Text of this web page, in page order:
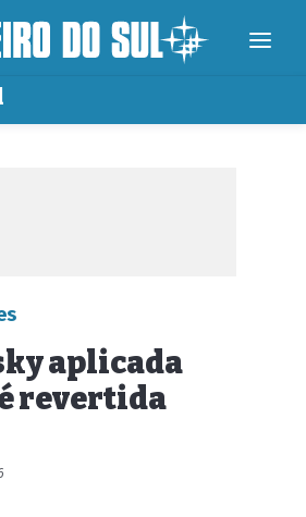
aplicada
revertida